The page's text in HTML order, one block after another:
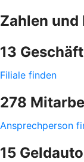
Zahlen und
13
Filiale finden
278
Ansprechperson
15